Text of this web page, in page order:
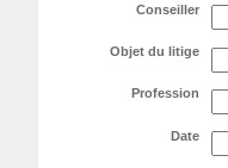
Conseiller
Objet du litige
Profession
Date